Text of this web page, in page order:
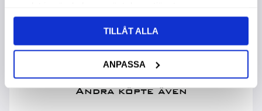
TILLÅT ALLA
ANPASSA
74,00:- 66,00:-
Andra köpte även